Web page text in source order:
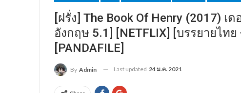
[ฝรั่ง] The Book Of Henry (2017) เ
อังกฤษ 5.1] [NETFLIX] [บรรยายไท
[PANDAFILE]
By Admin Last updated 24 ม.ค. 2021